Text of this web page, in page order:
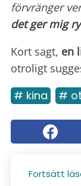
förvränger
det ger mig
Kort sagt, en
otroligt
# kina #
Fortsätt